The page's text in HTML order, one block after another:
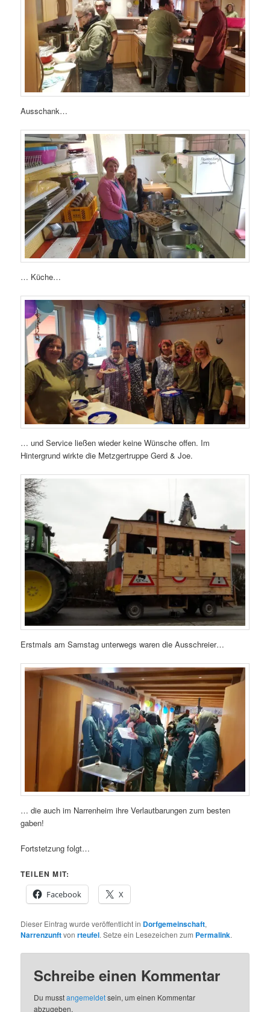
Ausschank…
… Küche…
… und Service ließen wieder keine Wünsche offen. Im
Hintergrund wirkte die Metzgertruppe Gerd & Joe.
Erstmals am Samstag unterwegs waren die Ausschreier…
… die auch im Narrenheim ihre Verlautbarungen zum besten
gaben!
Fortstetzung folgt…
TEILEN MIT:
Facebook
X
Dieser Eintrag wurde veröffentlicht in Dorfgemeinschaft,
Narrenzunftvonrteufel. Setze ein Lesezeichen zum Permalink.
Schreibe einen Kommentar
Du musstangemeldetsein, um einen Kommentar
abzugeben.